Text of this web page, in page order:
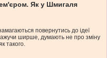
Як у Шмигаля
повернутись до ідеї
ширше, думають не про зміну
такого.